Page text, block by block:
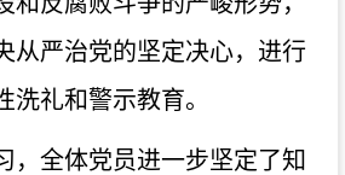
从严治党的坚定决心，进行
洗礼和警示教育。
，全体党员进一步坚定了知